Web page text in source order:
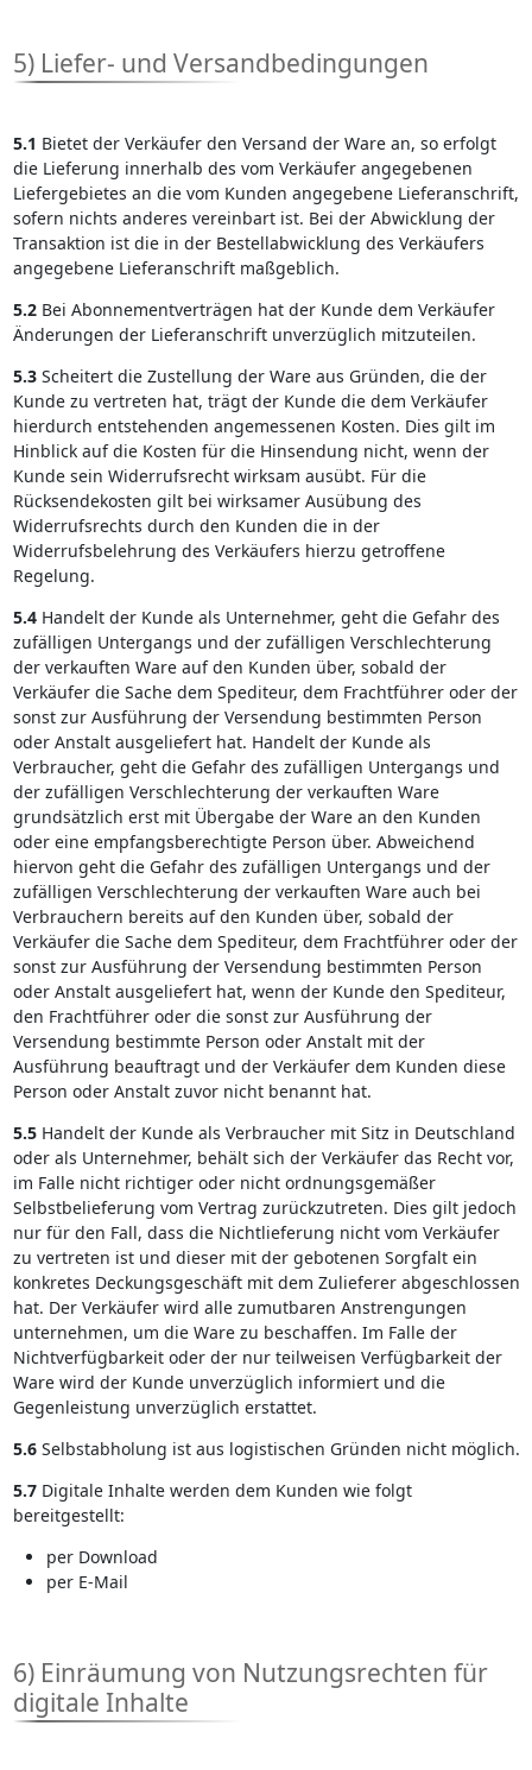
5) Liefer- und Versandbedingungen
5.1 Bietet der Verkäufer den Versand der Ware an, so erfolgt
die Lieferung innerhalb des vom Verkäufer angegebenen
Liefergebietes an die vom Kunden angegebene Lieferanschrift,
sofern nichts anderes vereinbart ist. Bei der Abwicklung der
Transaktion ist die in der Bestellabwicklung des Verkäufers
angegebene Lieferanschrift maßgeblich.
5.2Bei Abonnementverträgen hat der Kunde dem Verkäufer
Änderungen der Lieferanschrift unverzüglich mitzuteilen.
5.3Scheitert die Zustellung der Ware aus Gründen, die der
Kunde zu vertreten hat, trägt der Kunde die dem Verkäufer
hierdurch entstehenden angemessenen Kosten. Dies gilt im
Hinblick auf die Kosten für die Hinsendung nicht, wenn der
Kunde sein Widerrufsrecht wirksam ausübt. Für die
Rücksendekosten gilt bei wirksamer Ausübung des
Widerrufsrechts durch den Kunden die in der
Widerrufsbelehrung des Verkäufers hierzu getroffene
Regelung.
5.4Handelt der Kunde als Unternehmer, geht die Gefahr des
zufälligen Untergangs und der zufälligen Verschlechterung
der verkauften Ware auf den Kunden über, sobald der
Verkäufer die Sache dem Spediteur, dem Frachtführer oder der
sonst zur Ausführung der Versendung bestimmten Person
oder Anstalt ausgeliefert hat. Handelt der Kunde als
Verbraucher, geht die Gefahr des zufälligen Untergangs und
der zufälligen Verschlechterung der verkauften Ware
grundsätzlich erst mit Übergabe der Ware an den Kunden
oder eine empfangsberechtigte Person über. Abweichend
hiervon geht die Gefahr des zufälligen Untergangs und der
zufälligen Verschlechterung der verkauften Ware auch bei
Verbrauchern bereits auf den Kunden über, sobald der
Verkäufer die Sache dem Spediteur, dem Frachtführer oder der
sonst zur Ausführung der Versendung bestimmten Person
oder Anstalt ausgeliefert hat, wenn der Kunde den Spediteur,
den Frachtführer oder die sonst zur Ausführung der
Versendung bestimmte Person oder Anstalt mit der
Ausführung beauftragt und der Verkäufer dem Kunden diese
Person oder Anstalt zuvor nicht benannt hat.
5.5Handelt der Kunde als Verbraucher mit Sitz in Deutschland
oder als Unternehmer, behält sich der Verkäufer das Recht vor,
im Falle nicht richtiger oder nicht ordnungsgemäßer
Selbstbelieferung vom Vertrag zurückzutreten. Dies gilt jedoch
nur für den Fall, dass die Nichtlieferung nicht vom Verkäufer
zu vertreten ist und dieser mit der gebotenen Sorgfalt ein
konkretes Deckungsgeschäft mit dem Zulieferer abgeschlossen
hat. Der Verkäufer wird alle zumutbaren Anstrengungen
unternehmen, um die Ware zu beschaffen. Im Falle der
Nichtverfügbarkeit oder der nur teilweisen Verfügbarkeit der
Ware wird der Kunde unverzüglich informiert und die
Gegenleistung unverzüglich erstattet.
5.6Selbstabholung ist aus logistischen Gründen nicht möglich.
5.7Digitale Inhalte werden dem Kunden wie folgt
bereitgestellt:
per Download
per E-Mail
6) Einräumung von Nutzungsrechten für
digitale Inhalte